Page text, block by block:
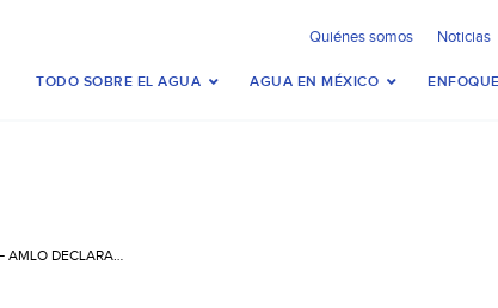
Quiénes somos Noticias
TODO SOBRE EL AGUA AGUA EN MÉXICO
ESTADO DE MÉXICO – AMLO DECLARA ÁREA NATURAL PROTEGIDA AL LAGO DE TEXCOCO (MILENIO)